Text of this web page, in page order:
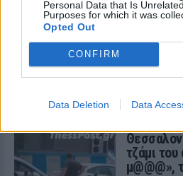
Personal Data that Is
Purposes for which it was
Opted Out
CONFIRM
Data Deletion Data
έχασα
ΣΉΜΕΡΑ
Μητέρα 43
σκοτώθηκαν
– Δράμας,
τζάμι